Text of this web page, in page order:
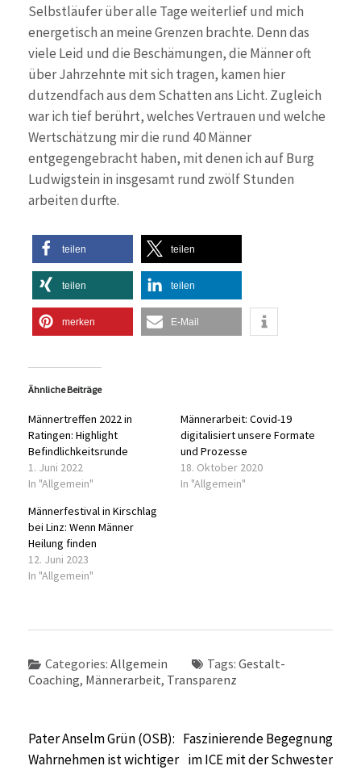
Selbstläufer über alle Tage weiterlief und mich
energetisch an meine Grenzen brachte. Denn das
viele Leid und die Beschämungen, die Männer oft
über Jahrzehnte mit sich tragen, kamen hier
dutzendfach aus dem Schatten ans Licht. Zugleich
war ich tief berührt, welches Vertrauen und welche
Wertschätzung mir die rund 40 Männer
entgegengebracht haben, mit denen ich auf Burg
Ludwigstein in insgesamt rund zwölf Stunden
arbeiten durfte.
teilen teilen
teilen teilen
merken E-Mail
Ähnliche Beiträge
Männertreffen 2022 in
Ratingen: Highlight
Befindlichkeitsrunde
1. Juni 2022
In "Allgemein"
Männerarbeit: Covid-19
digitalisiert unsere Formate
und Prozesse
18. Oktober 2020
In "Allgemein"
Männerfestival in Kirschlag
bei Linz: Wenn Männer
Heilung finden
12. Juni 2023
In "Allgemein"
Categories: Allgemein Tags: Gestalt-
Coaching, Männerarbeit, Transparenz
Beitragsnavigation
Pater Anselm Grün (OSB):
Wahrnehmen ist wichtiger
Faszinierende Begegnung
im ICE mit der Schwester